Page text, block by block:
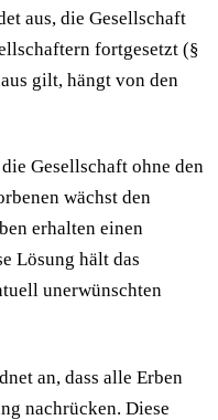
aus, die Gesellschaft
fortgesetzt (§
gilt, hängt von den
Gesellschaft ohne den
wächst den
erhalten einen
Lösung hält das
unerwünschten
an, dass alle Erben
nachrücken. Diese